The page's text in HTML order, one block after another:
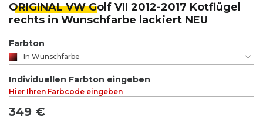
ORIGINAL VW Golf VII 2012-2017 Kotflügel
rechts in Wunschfarbe lackiert NEU
Farbton
In Wunschfarbe
Individuellen Farbton eingeben
Hier Ihren Farbcode eingeben
349 €